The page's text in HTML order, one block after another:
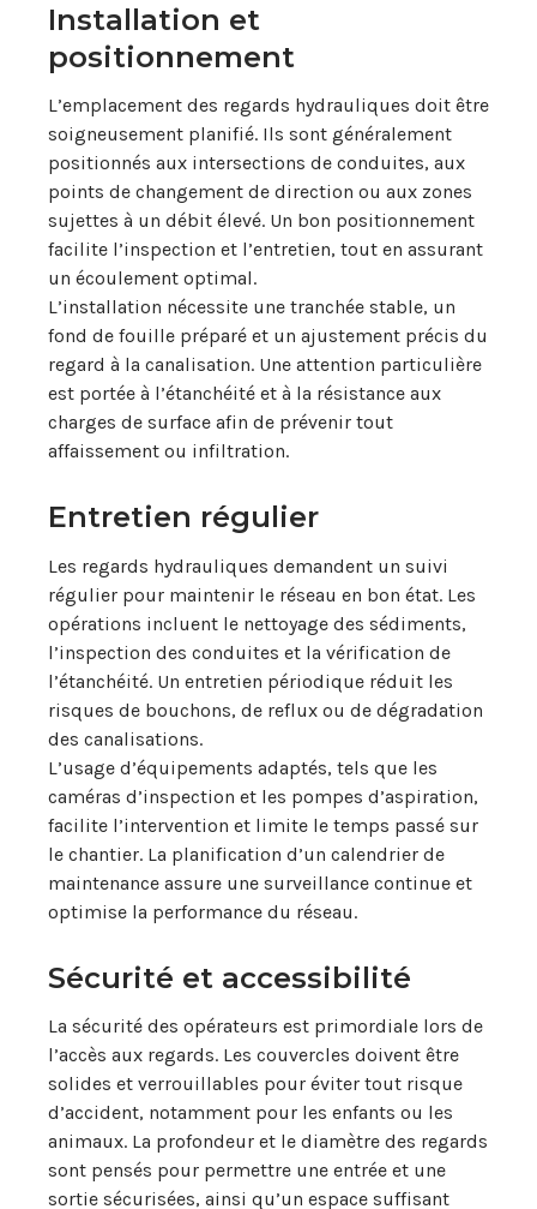
Installation et
positionnement
L’emplacement des regards hydrauliques doit être
soigneusement planifié. Ils sont généralement
positionnés aux intersections de conduites, aux
points de changement de direction ou aux zones
sujettes à un débit élevé. Un bon positionnement
facilite l’inspection et l’entretien, tout en assurant
un écoulement optimal.
L’installation nécessite une tranchée stable, un
fond de fouille préparé et un ajustement précis du
regard à la canalisation. Une attention particulière
est portée à l’étanchéité et à la résistance aux
charges de surface afin de prévenir tout
affaissement ou infiltration.
Entretien régulier
Les regards hydrauliques demandent un suivi
régulier pour maintenir le réseau en bon état. Les
opérations incluent le nettoyage des sédiments,
l’inspection des conduites et la vérification de
l’étanchéité. Un entretien périodique réduit les
risques de bouchons, de reflux ou de dégradation
des canalisations.
L’usage d’équipements adaptés, tels que les
caméras d’inspection et les pompes d’aspiration,
facilite l’intervention et limite le temps passé sur
le chantier. La planification d’un calendrier de
maintenance assure une surveillance continue et
optimise la performance du réseau.
Sécurité et accessibilité
La sécurité des opérateurs est primordiale lors de
l’accès aux regards. Les couvercles doivent être
solides et verrouillables pour éviter tout risque
d’accident, notamment pour les enfants ou les
animaux. La profondeur et le diamètre des regards
sont pensés pour permettre une entrée et une
sortie sécurisées, ainsi qu’un espace suffisant